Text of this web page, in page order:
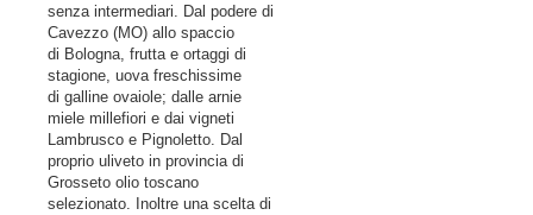
senza intermediari. Dal podere di
Cavezzo (MO) allo spaccio
di Bologna, frutta e ortaggi di
stagione, uova freschissime
di galline ovaiole; dalle arnie
miele millefiori e dai vigneti
Lambrusco e Pignoletto. Dal
proprio uliveto in provincia di
Grosseto olio toscano
selezionato. Inoltre una scelta di